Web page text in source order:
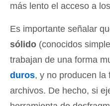
más lento el acceso a
Es importante señalar
sólido (conocidos
trabajan de una forma
duros, y no producen la
archivos. De hecho, si